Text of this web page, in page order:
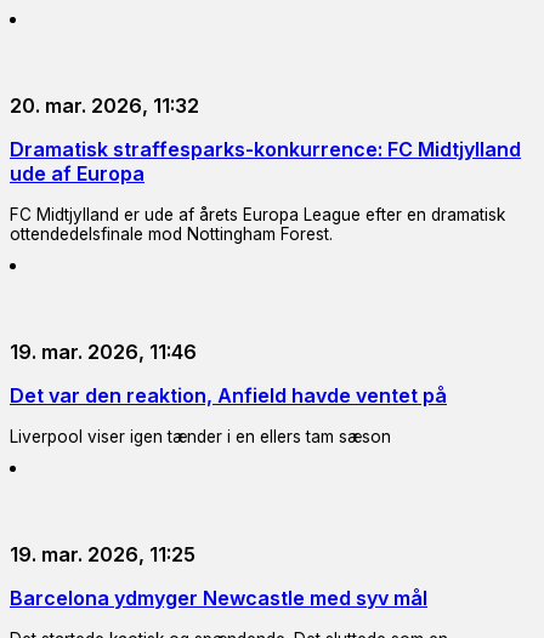
20. mar. 2026, 11:32
Dramatisk straffesparks-konkurrence: FC Midtjylland
ude af Europa
FC Midtjylland er ude af årets Europa League efter en dramatisk
ottendedelsfinale mod Nottingham Forest.
19. mar. 2026, 11:46
Det var den reaktion, Anfield havde ventet på
Liverpool viser igen tænder i en ellers tam sæson
19. mar. 2026, 11:25
Barcelona ydmyger Newcastle med syv mål